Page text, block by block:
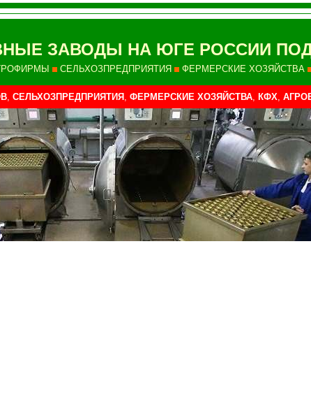
ЗАВОДЫ НА ЮГЕ РОССИИ
СЕЛЬХОЗПРЕДПРИЯТИЯ ФЕРМЕРСКИЕ ХОЗЯЙСТВА
, СЕЛЬХОЗПРЕДПРИЯТИЯ , ФЕРМЕРСКИЕ ХОЗЯЙСТВА, КФХ,